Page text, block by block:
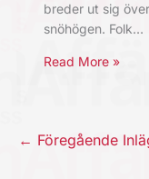
breder ut sig
snöhögen. Folk…
Read More »
← Föregående